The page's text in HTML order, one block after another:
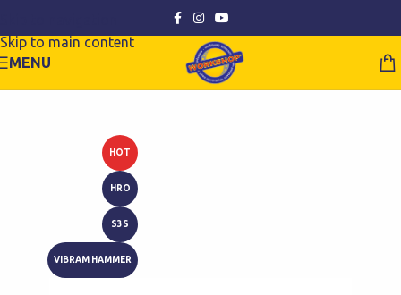
Skip to main content
MENU
HOT
HRO
S3S
VIBRAM HAMMER